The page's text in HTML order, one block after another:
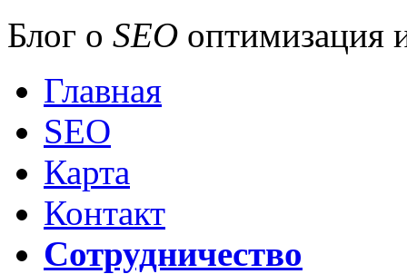
Блог о SEO оптимизация
Главная
SEO
Карта
Контакт
Сотрудничество